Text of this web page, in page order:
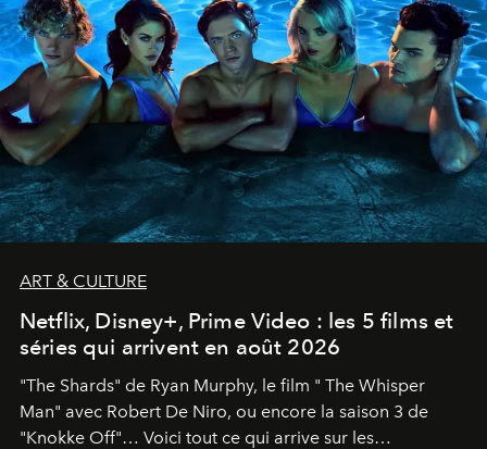
ART & CULTURE
Netflix, Disney+, Prime Video : les 5 films et
séries qui arrivent en août 2026
"The Shards" de Ryan Murphy, le film " The Whisper
Man" avec Robert De Niro, ou encore la saison 3 de
"Knokke Off"… Voici tout ce qui arrive sur les